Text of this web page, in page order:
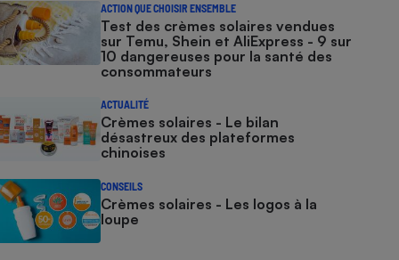
ACTION QUE CHOISIR ENSEMBLE
Test des crèmes solaires vendues
sur Temu, Shein et AliExpress - 9 sur
10 dangereuses pour la santé des
consommateurs
ACTUALITÉ
Crèmes solaires - Le bilan
désastreux des plateformes
chinoises
CONSEILS
Crèmes solaires - Les logos à la
loupe